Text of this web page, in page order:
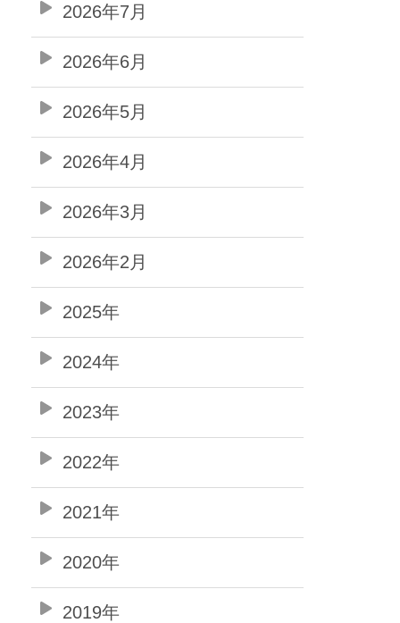
2026年7月
2026年6月
2026年5月
2026年4月
2026年3月
2026年2月
2025年
2024年
2023年
2022年
2021年
2020年
2019年